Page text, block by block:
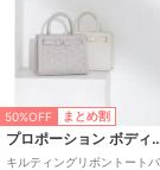
50%OFF まとめ割
プロポーション
キルティングリボントートバ